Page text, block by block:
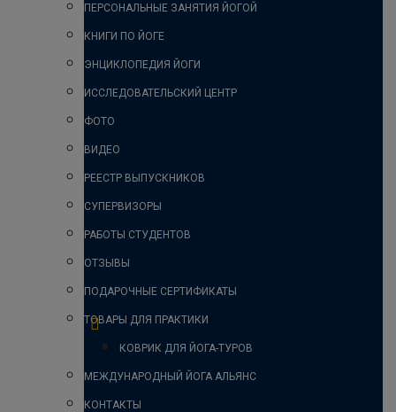
ПЕРСОНАЛЬНЫЕ ЗАНЯТИЯ ЙОГОЙ
КНИГИ ПО ЙОГЕ
ЭНЦИКЛОПЕДИЯ ЙОГИ
ИССЛЕДОВАТЕЛЬСКИЙ ЦЕНТР
ФОТО
ВИДЕО
РЕЕСТР ВЫПУСКНИКОВ
СУПЕРВИЗОРЫ
РАБОТЫ СТУДЕНТОВ
ОТЗЫВЫ
ПОДАРОЧНЫЕ СЕРТИФИКАТЫ
ТОВАРЫ ДЛЯ ПРАКТИКИ
КОВРИК ДЛЯ ЙОГА-ТУРОВ
МЕЖДУНАРОДНЫЙ ЙОГА АЛЬЯНС
КОНТАКТЫ